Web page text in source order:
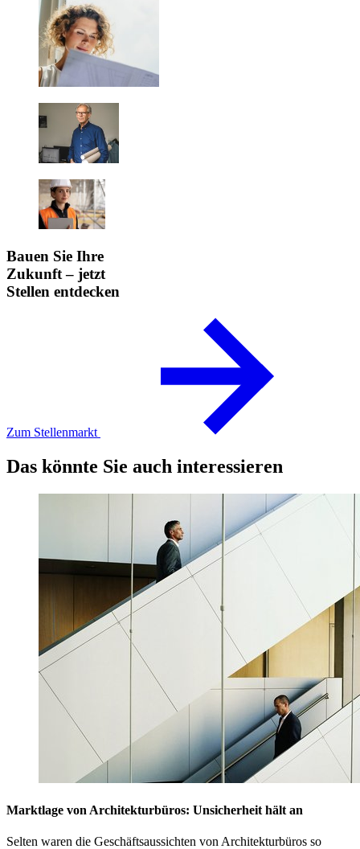
Bauen Sie Ihre
Zukunft – jetzt
Stellen entdecken
Zum Stellenmarkt
Das könnte Sie auch interessieren
Marktlage von Architekturbüros: Unsicherheit hält an
Selten waren die Geschäftsaussichten von Architekturbüros so